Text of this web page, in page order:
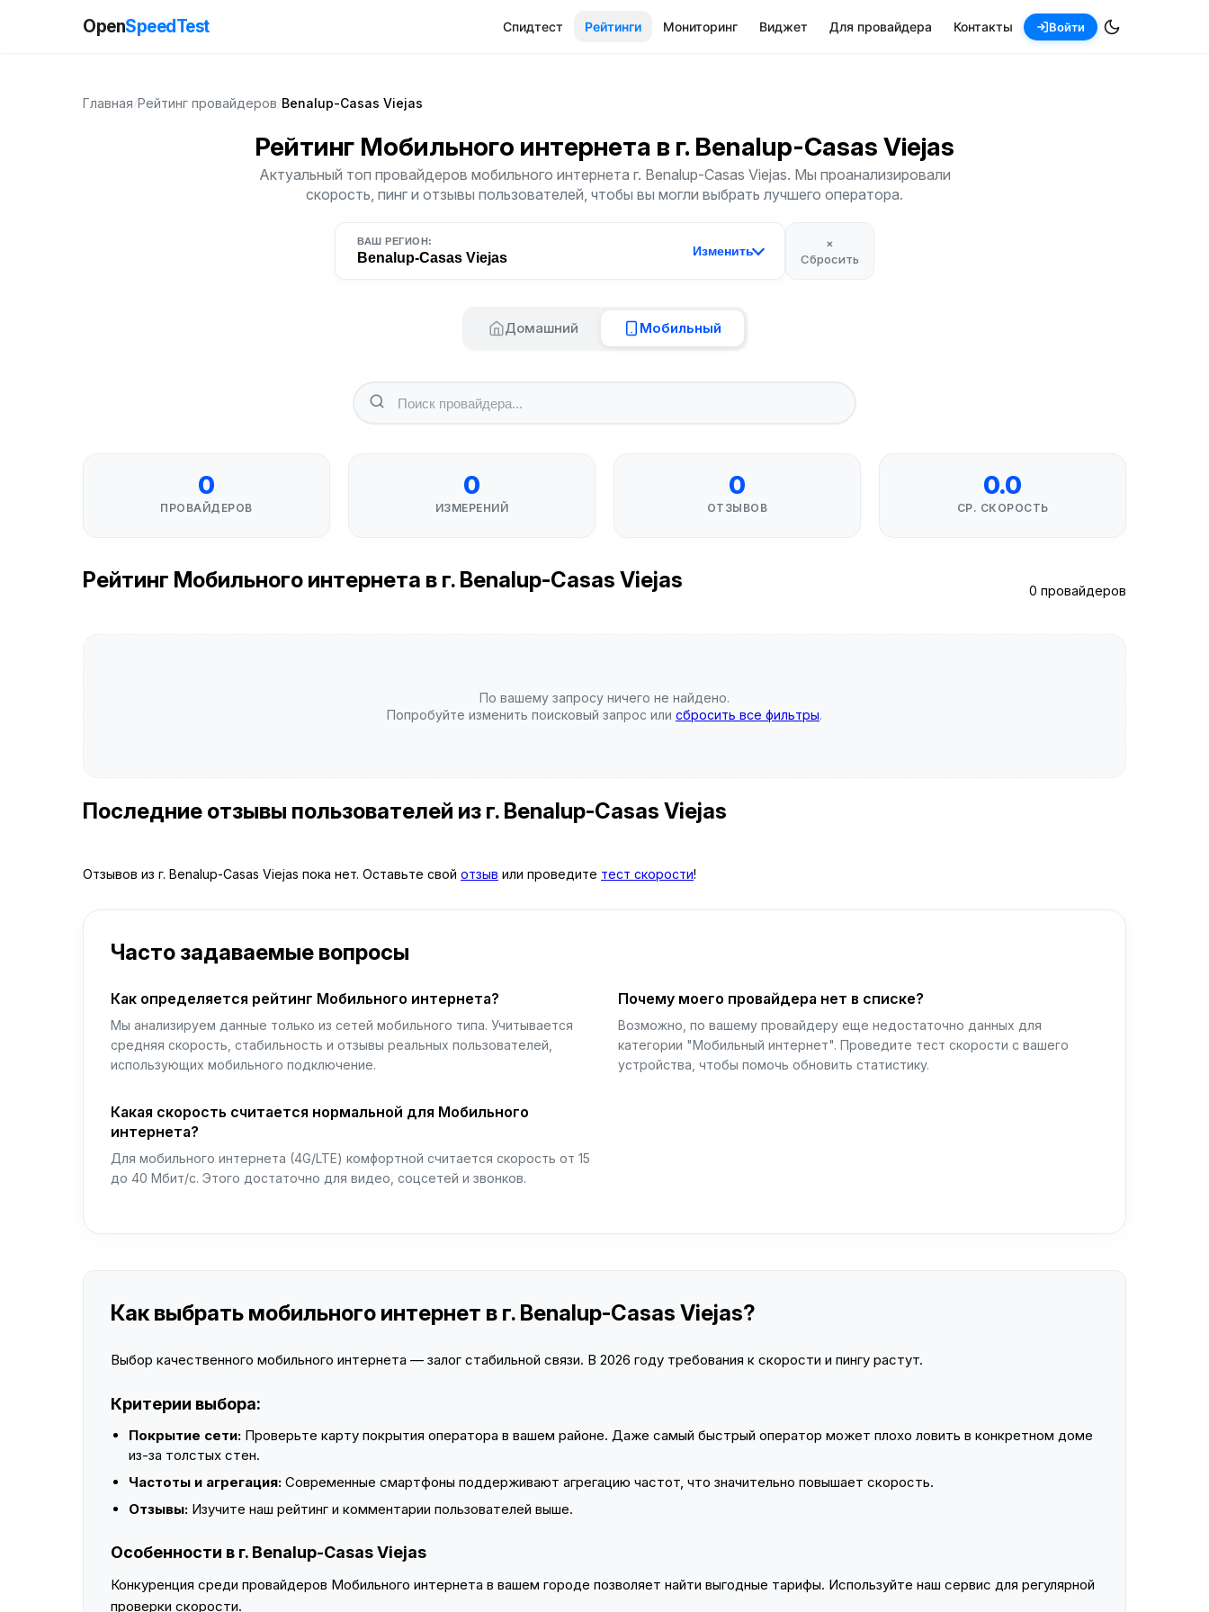
OpenSpeedTest Спидтест Рейтинги Мониторинг Виджет Для провайдера Контакты Войти
Главная Рейтинг провайдеров Benalup-Casas Viejas
Рейтинг Мобильного интернета в г. Benalup-Casas Viejas
Актуальный топ провайдеров мобильного интернета г. Benalup-Casas Viejas. Мы проанализировали
скорость, пинг и отзывы пользователей, чтобы вы могли выбрать лучшего оператора.
ВАШ РЕГИОН:
Benalup-Casas Viejas Изменить
×
Сбросить
Домашний Мобильный
0
ПРОВАЙДЕРОВ
0
ИЗМЕРЕНИЙ
0
ОТЗЫВОВ
0.0
СР. СКОРОСТЬ
Рейтинг Мобильного интернета в г. Benalup-Casas Viejas 0 провайдеров
По вашему запросу ничего не найдено.
Попробуйте изменить поисковый запрос или сбросить все фильтры.
Последние отзывы пользователей из г. Benalup-Casas Viejas
Отзывов из г. Benalup-Casas Viejas пока нет. Оставьте свой отзыв или проведите тест скорости!
Часто задаваемые вопросы
Как определяется рейтинг Мобильного интернета?
Мы анализируем данные только из сетей мобильного типа. Учитывается
средняя скорость, стабильность и отзывы реальных пользователей,
использующих мобильного подключение.
Почему моего провайдера нет в списке?
Возможно, по вашему провайдеру еще недостаточно данных для
категории "Мобильный интернет". Проведите тест скорости с вашего
устройства, чтобы помочь обновить статистику.
Какая скорость считается нормальной для Мобильного
интернета?
Для мобильного интернета (4G/LTE) комфортной считается скорость от 15
до 40 Мбит/с. Этого достаточно для видео, соцсетей и звонков.
Как выбрать мобильного интернет в г. Benalup-Casas Viejas?
Выбор качественного мобильного интернета — залог стабильной связи. В 2026 году требования к скорости и пингу растут.
Критерии выбора:
Покрытие сети: Проверьте карту покрытия оператора в вашем районе. Даже самый быстрый оператор может плохо ловить в конкретном доме
из-за толстых стен.
Частоты и агрегация: Современные смартфоны поддерживают агрегацию частот, что значительно повышает скорость.
Отзывы: Изучите наш рейтинг и комментарии пользователей выше.
Особенности в г. Benalup-Casas Viejas
Конкуренция среди провайдеров Мобильного интернета в вашем городе позволяет найти выгодные тарифы. Используйте наш сервис для регулярной
проверки скорости.